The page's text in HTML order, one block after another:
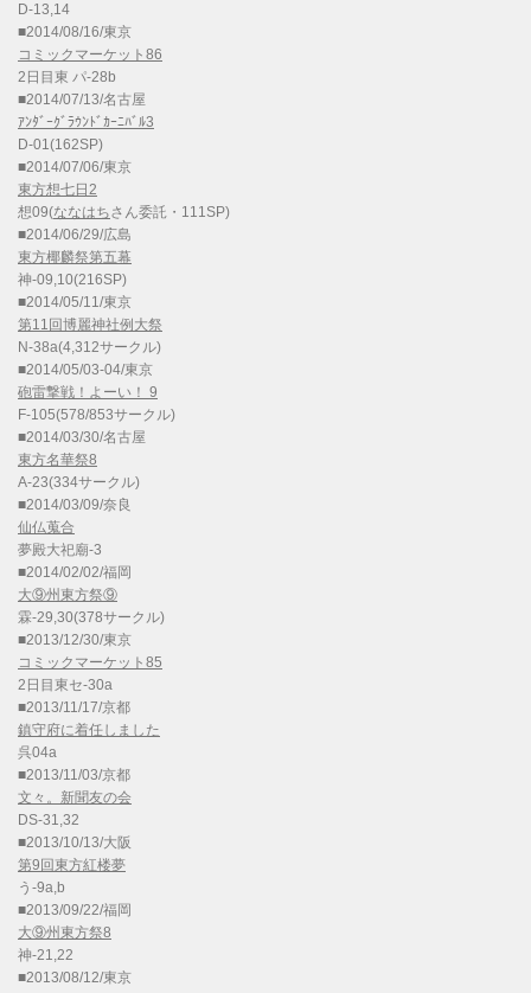
D-13,14
■2014/08/16/東京
コミックマーケット86
2日目東 パ-28b
■2014/07/13/名古屋
ｱﾝﾀﾞｰｸﾞﾗｳﾝﾄﾞｶｰﾆﾊﾞﾙ3
D-01(162SP)
■2014/07/06/東京
東方想七日2
想09(ななはちさん委託・111SP)
■2014/06/29/広島
東方椰麟祭第五幕
神-09,10(216SP)
■2014/05/11/東京
第11回博麗神社例大祭
N-38a(4,312サークル)
■2014/05/03-04/東京
砲雷撃戦！よーい！ 9
F-105(578/853サークル)
■2014/03/30/名古屋
東方名華祭8
A-23(334サークル)
■2014/03/09/奈良
仙仏蒐合
夢殿大祀廟-3
■2014/02/02/福岡
大⑨州東方祭⑨
霖-29,30(378サークル)
■2013/12/30/東京
コミックマーケット85
2日目東セ-30a
■2013/11/17/京都
鎮守府に着任しました
呉04a
■2013/11/03/京都
文々。新聞友の会
DS-31,32
■2013/10/13/大阪
第9回東方紅楼夢
う-9a,b
■2013/09/22/福岡
大⑨州東方祭8
神-21,22
■2013/08/12/東京